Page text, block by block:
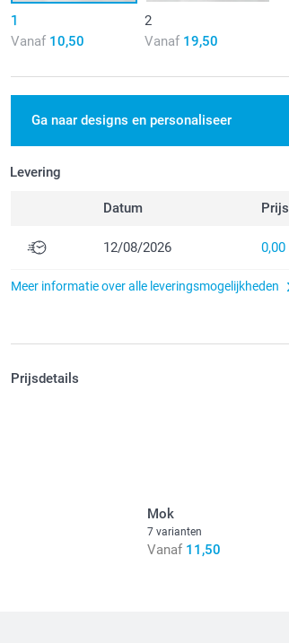
1
Vanaf 10,50
2
Vanaf 19,50
Ga naar designs en personaliseer
Levering
Datum Prijs
12/08/2026 0,00
Meer informatie over alle leveringsmogelijkheden
Prijsdetails
Mok
7 varianten
Vanaf 11,50